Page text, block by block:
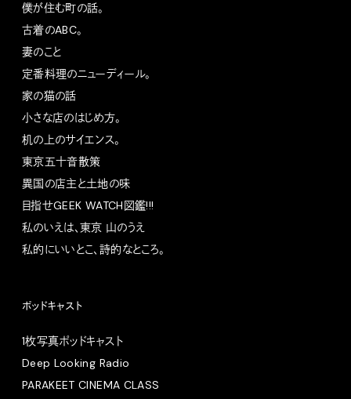
僕が住む町の話。
古着のABC。
妻のこと
定番料理のニューディール。
家の猫の話
小さな店のはじめ方。
机の上のサイエンス。
東京五十音散策
異国の店主と土地の味
目指せGEEK WATCH図鑑!!!
私のいえは、東京 山のうえ
私的にいいとこ、詩的なところ。
ポッドキャスト
1枚写真ポッドキャスト
Deep Looking Radio
PARAKEET CINEMA CLASS